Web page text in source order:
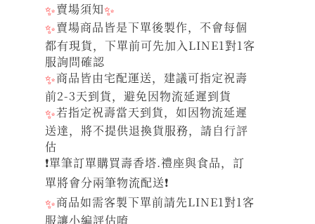
✨賣場須知✨
✨賣場商品皆是下單後製作，不會每個
都有現貨，下單前可先加入LINE1對1客
服詢問確認
✨商品皆由宅配運送，建議可指定祝壽
前2-3天到貨，避免因物流延遲到貨
✨若指定祝壽當天到貨，如因物流延遲
送達，將不提供退換貨服務，請自行評
估
❗單筆訂單購買壽香塔.禮座與食品，訂
單將會分兩筆物流配送❗
✨商品如需客製下單前請先LINE1對1客
服讓小編評估唷